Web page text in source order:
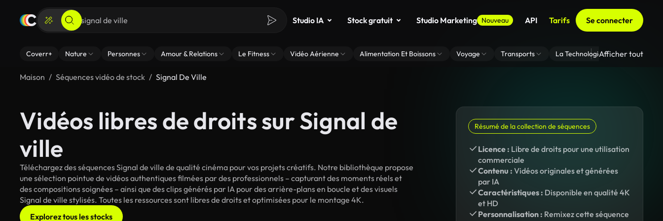
Studio IA Stock gratuit Studio Marketing Nouveau API Tarifs Se connecter
Coverr+ Nature Personnes Amour & Relations Le Fitness Vidéo Aérienne Alimentation Et Boissons Voyage Transports La Technologie Zoom En
Afficher tout
Maison Séquences vidéo de stock Signal De Ville
Vidéos libres de droits sur Signal de
ville
Téléchargez des séquences Signal de ville de qualité cinéma pour vos projets créatifs. Notre bibliothèque propose
une sélection pointue de vidéos authentiques filmées par des professionnels – capturant des moments réels et
des compositions soignées – ainsi que des clips générés par IA pour des arrière-plans en boucle et des visuels
Signal de ville stylisés. Toutes les ressources sont libres de droits et optimisées pour le montage 4K.
Explorez tous les stocks
Résumé de la collection de séquences
Licence : Libre de droits pour une utilisation
commerciale
Contenu : Vidéos originales et générées
par IA
Caractéristiques : Disponible en qualité 4K
et HD
Personnalisation : Remixez cette séquence